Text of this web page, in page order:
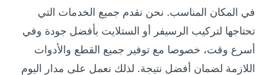
في المكان المناسب. نحن نقدم جميع الخدمات التي
تحتاجها لتركيب الرسيفر أو الستلايت بأفضل جودة وفي
أسرع وقت، خصوصا مع توفير جميع القطع والأدوات
اللازمة لضمان أفضل نتيجة. لذلك نعمل على مدار اليوم